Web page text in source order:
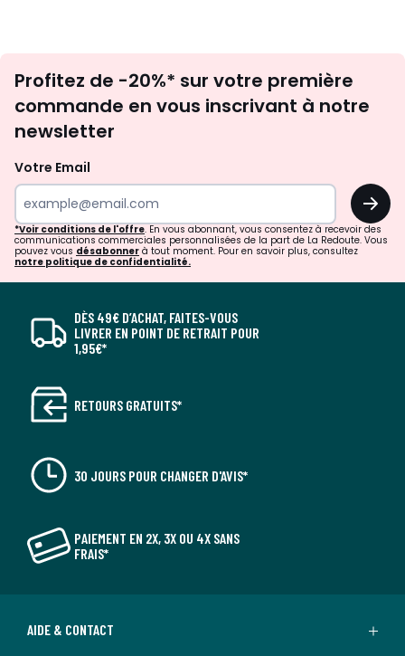
newsletter
Profitez de -20%* sur votre première
commande en vous inscrivant à notre
newsletter
Votre Email
OK
*Voir conditions de l'offre. En vous abonnant, vous consentez à recevoir des
communications commerciales personnalisées de la part de La Redoute. Vous
pouvez vous désabonner à tout moment. Pour en savoir plus, consultez
notre politique de confidentialité.
DÈS 49€ D’ACHAT, FAITES-VOUS
LIVRER EN POINT DE RETRAIT POUR
1,95€*
RETOURS GRATUITS*
30 JOURS POUR CHANGER D'AVIS*
PAIEMENT EN 2X, 3X OU 4X SANS
FRAIS*
AIDE & CONTACT